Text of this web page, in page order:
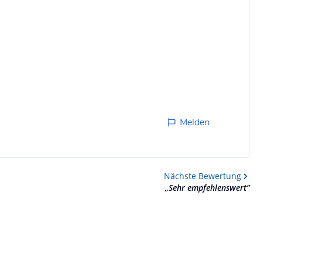
Melden
Nächste Bewertung
„Sehr empfehlenswert”